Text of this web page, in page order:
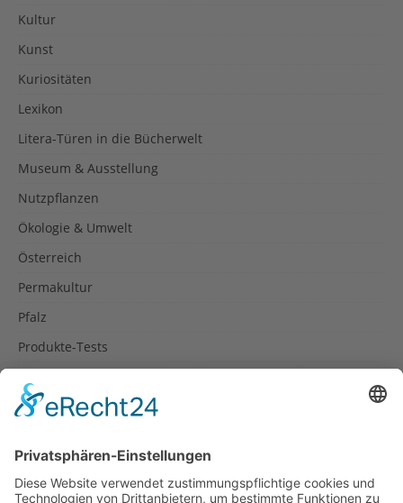
Kultur
Kunst
Kuriositäten
Lexikon
Litera-Türen in die Bücherwelt
Museum & Ausstellung
Nutzpflanzen
Ökologie & Umwelt
Österreich
Permakultur
Pfalz
Produkte-Tests
Rezepte
Spanien
Südtirol